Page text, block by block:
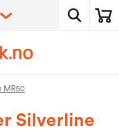
MR50
Silverline